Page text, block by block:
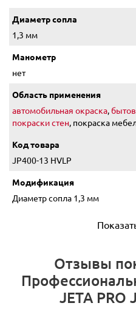
Диаметр сопла
1,3 мм
Манометр
нет
Область применения
автомобильная окраска,
покраски стен, покраска
Код товара
JP400-13 HVLP
Модификация
Диаметр сопла 1,3 мм
Отзывы
JETA PRO